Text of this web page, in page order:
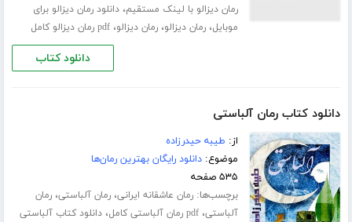
رمان دیزالو با لینک مستقیم،دانلود رمان دیزالو برای
موبایل،رمان دیزالو،رمان دیزالو،pdf رمان دیزالو کامل
دانلود کتاب
دانلود کتاب رمان آلباستی
از: طیبه حیدرزاده
موضوع:دانلود رایگان بهترین رمان‌ها
۵۳۵ صفحه
برچسب‌ها:رمان عاشقانه ایرانی،رمان آلباستی،رمان
آلباستی،pdf رمان آلباستی کامل ،دانلود کتاب آلباستی